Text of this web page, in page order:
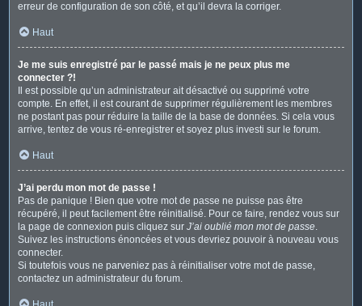
erreur de configuration de son côté, et qu’il devra la corriger.
Haut
Je me suis enregistré par le passé mais je ne peux plus me
connecter ?!
Il est possible qu’un administrateur ait désactivé ou supprimé votre
compte. En effet, il est courant de supprimer régulièrement les membres
ne postant pas pour réduire la taille de la base de données. Si cela vous
arrive, tentez de vous ré-enregistrer et soyez plus investi sur le forum.
Haut
J’ai perdu mon mot de passe !
Pas de panique ! Bien que votre mot de passe ne puisse pas être
récupéré, il peut facilement être réinitialisé. Pour ce faire, rendez vous sur
la page de connexion puis cliquez sur J’ai oublié mon mot de passe.
Suivez les instructions énoncées et vous devriez pouvoir à nouveau vous
connecter.
Si toutefois vous ne parveniez pas à réinitialiser votre mot de passe,
contactez un administrateur du forum.